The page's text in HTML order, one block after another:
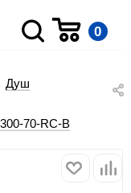
0
Душ
70-RC-B